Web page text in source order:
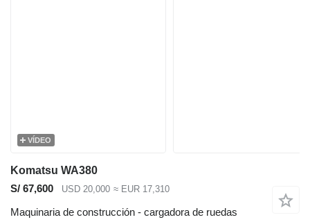
VÍDEO
Komatsu WA380
S/ 67,600
USD 20,000 ≈ EUR 17,310
Maquinaria de construcción - cargadora de ruedas